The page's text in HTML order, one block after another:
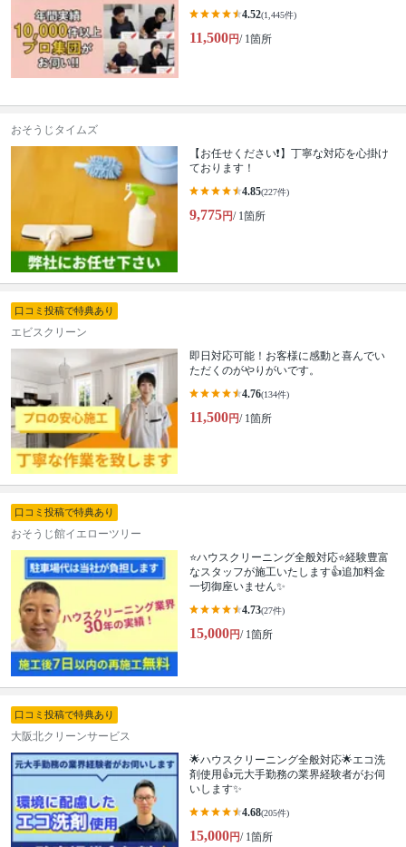
4.52(1,445件)
11,500円/ 1箇所
おそうじタイムズ
【お任せください❗️】丁寧な対応を心掛け
ております！
4.85(227件)
9,775円/ 1箇所
口コミ投稿で特典あり
エビスクリーン
即日対応可能！お客様に感動と喜んでい
ただくのがやりがいです。
4.76(134件)
11,500円/ 1箇所
口コミ投稿で特典あり
おそうじ館イエローツリー
⭐ハウスクリーニング全般対応⭐経験豊富
なスタッフが施工いたします👍追加料金
一切御座いません✨
4.73(27件)
15,000円/ 1箇所
口コミ投稿で特典あり
大阪北クリーンサービス
🌟ハウスクリーニング全般対応🌟エコ洗
剤使用👍元大手勤務の業界経験者がお伺
いします✨
4.68(205件)
15,000円/ 1箇所